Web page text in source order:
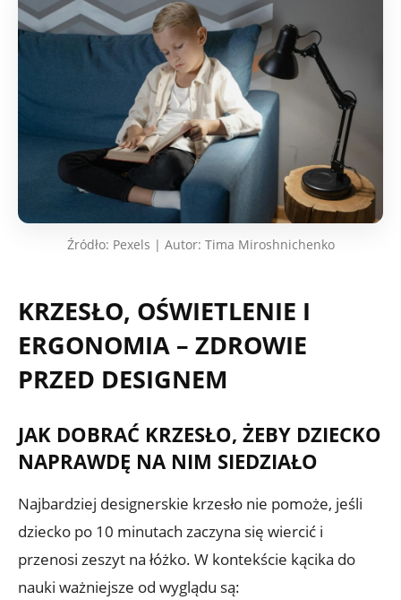
Źródło: Pexels | Autor: Tima Miroshnichenko
KRZESŁO, OŚWIETLENIE I
ERGONOMIA – ZDROWIE
PRZED DESIGNEM
JAK DOBRAĆ KRZESŁO, ŻEBY DZIECKO
NAPRAWDĘ NA NIM SIEDZIAŁO
Najbardziej designerskie krzesło nie pomoże, jeśli
dziecko po 10 minutach zaczyna się wiercić i
przenosi zeszyt na łóżko. W kontekście kącika do
nauki ważniejsze od wyglądu są: